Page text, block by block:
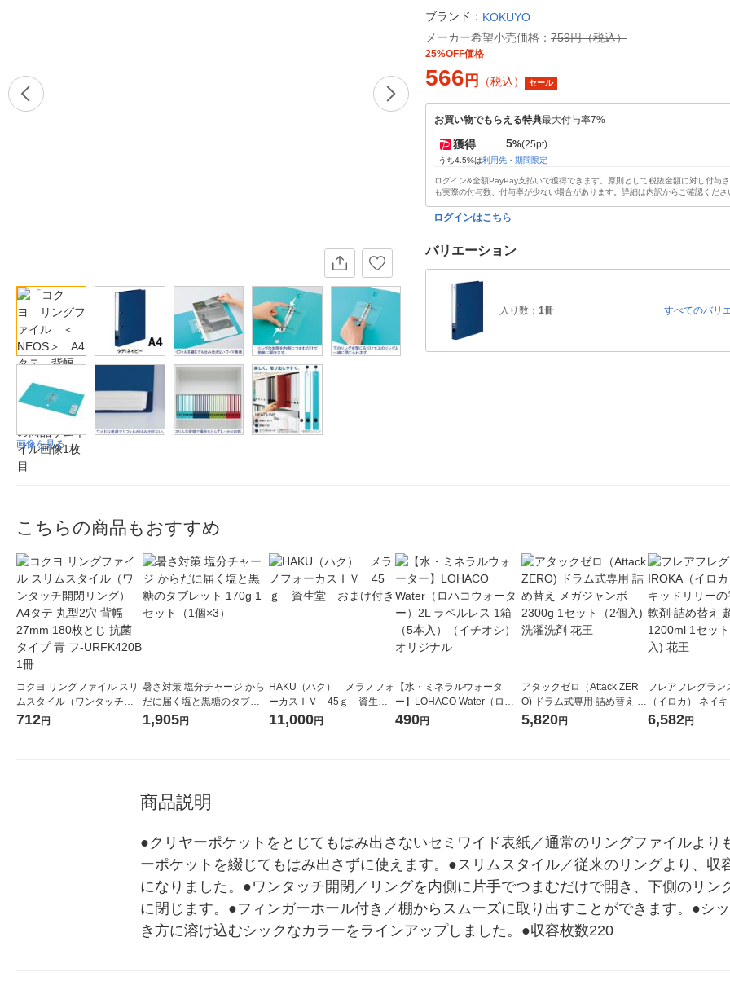
画像を見る
ブランド： KOKUYO
メーカー希望小売価格： 759円（税込）
25%OFF価格
566 円 （税込） セール
お買い物でもらえる特典最大付与率7%
獲得 5%(25pt)
うち4.5%は利用先・期間限定
ログイン&全額PayPay支払いで獲得できます。原則として税抜金額に対し付与
も実際の付与数、付与率が少ない場合があります。詳細は内訳からご確認くださ
ログインはこちら
バリエーション
入り数： 1冊 すべてのバリ
こちらの商品もおすすめ
コクヨ リングファイル スリ
ムスタイル（ワンタッチ開
閉リング） A4タテ 丸型2穴
712円
暑さ対策 塩分チャージ から
だに届く塩と黒糖のタブレ
ット 170g 1セット（1個×
3）
1,905円
HAKU（ハク） メラノフォ
ーカスＩＶ 45ｇ 資生
堂 おまけ付き
11,000円
【水・ミネラルウォータ
ー】LOHACO Water（ロハ
コウォーター）2L ラベルレ
490円
アタックゼロ（Attack ZER
O) ドラム式専用 詰め替え メ
ガジャンボ 2300g 1セット
（2個入) 洗濯洗剤 花王
5,820円
フレアフレグラン
（イロカ） ネイキ
ーの香り 柔軟剤 詰
特大 1200ml 1セ
6,582円
商品説明
●クリヤーポケットをとじてもはみ出さないセミワイド表紙／通常のリングファイルより
ーポケットを綴じてもはみ出さずに使えます。●スリムスタイル／従来のリングより、収
になりました。●ワンタッチ開閉／リングを内側に片手でつまむだけで開き、下側のリン
に閉じます。●フィンガーホール付き／棚からスムーズに取り出すことができます。●シ
き方に溶け込むシックなカラーをラインアップしました。●収容枚数220